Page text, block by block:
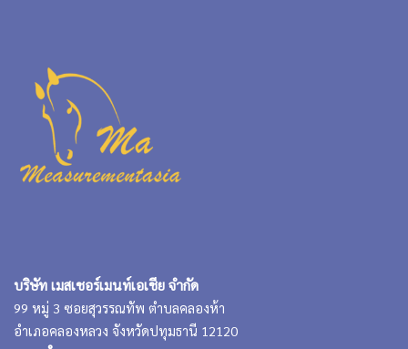
บริษัท เมสเชอร์เมนท์เอเชีย จำกัด
99 หมู่ 3 ซอยสุวรรณทัพ ตำบลคลองห้า
อำเภอคลองหลวง จังหวัดปทุมธานี 12120